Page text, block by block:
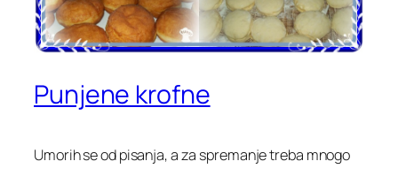
Punjene krofne
Umorih se od pisanja, a za spremanje treba mnogo